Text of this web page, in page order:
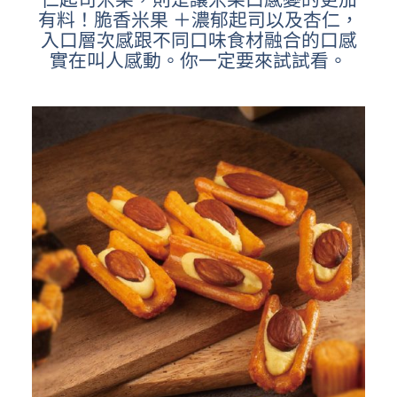
有料！脆香米果 ＋濃郁起司以及杏仁，
入口層次感跟不同口味食材融合的口感
實在叫人感動。你一定要來試試看。